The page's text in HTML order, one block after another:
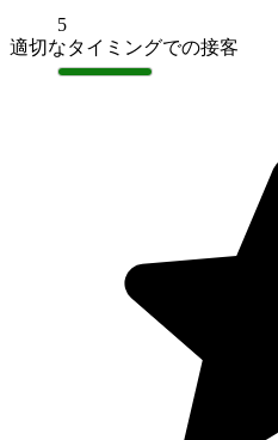
5
適切なタイミングでの接客